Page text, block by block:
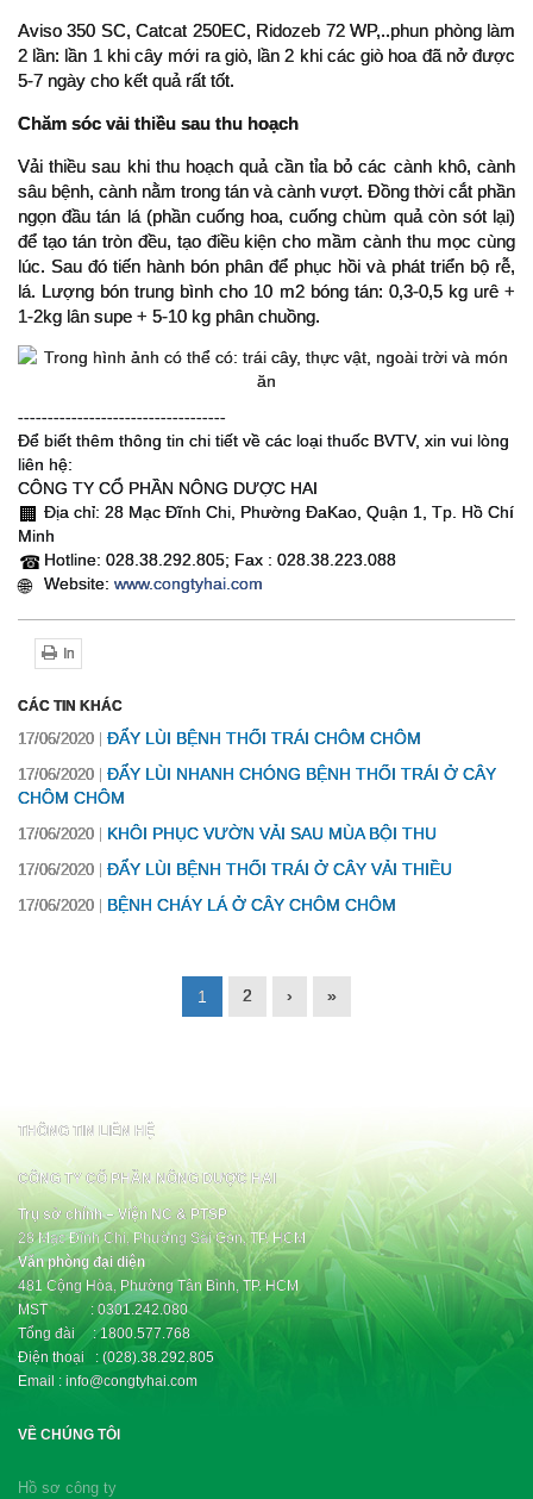
Aviso 350 SC, Catcat 250EC, Ridozeb 72 WP,..phun phòng làm
2 lần: lần 1 khi cây mới ra giò, lần 2 khi các giò hoa đã nở được
5-7 ngày cho kết quả rất tốt.
Chăm sóc vải thiều sau thu hoạch
Vải thiều sau khi thu hoạch quả cần tỉa bỏ các cành khô, cành
sâu bệnh, cành nằm trong tán và cành vượt. Đồng thời cắt phần
ngọn đầu tán lá (phần cuống hoa, cuống chùm quả còn sót lại)
để tạo tán tròn đều, tạo điều kiện cho mầm cành thu mọc cùng
lúc. Sau đó tiến hành bón phân để phục hồi và phát triển bộ rễ,
lá. Lượng bón trung bình cho 10 m2 bóng tán: 0,3-0,5 kg urê +
1-2kg lân supe + 5-10 kg phân chuồng.
-----------------------------------
Để biết thêm thông tin chi tiết về các loại thuốc BVTV, xin vui lòng
liên hệ:
CÔNG TY CỔ PHẦN NÔNG DƯỢC HAI
🏢 Địa chỉ: 28 Mạc Đĩnh Chi, Phường ĐaKao, Quận 1, Tp. Hồ Chí
Minh
☎ Hotline: 028.38.292.805; Fax : 028.38.223.088
🌐 Website: www.congtyhai.com
In
CÁC TIN KHÁC
17/06/2020 ĐẨY LÙI BỆNH THỐI TRÁI CHÔM CHÔM
17/06/2020
ĐẨY LÙI NHANH CHÓNG BỆNH THỐI TRÁI Ở CÂY
CHÔM CHÔM
17/06/2020 KHÔI PHỤC VƯỜN VẢI SAU MÙA BỘI THU
17/06/2020 ĐẨY LÙI BỆNH THỐI TRÁI Ở CÂY VẢI THIỀU
17/06/2020 BỆNH CHÁY LÁ Ở CÂY CHÔM CHÔM
1 2 › »
THÔNG TIN LIÊN HỆ
CÔNG TY CỔ PHẦN NÔNG DƯỢC HAI
Trụ sở chính – Viện NC & PTSP
28 Mạc Đĩnh Chi, Phường Sài Gòn, TP. HCM
Văn phòng đại diện
481 Cộng Hòa, Phường Tân Bình, TP. HCM
MST : 0301.242.080
Tổng đài : 1800.577.768
Điện thoại : (028).38.292.805
Email : info@congtyhai.com
VỀ CHÚNG TÔI
Hồ sơ công ty